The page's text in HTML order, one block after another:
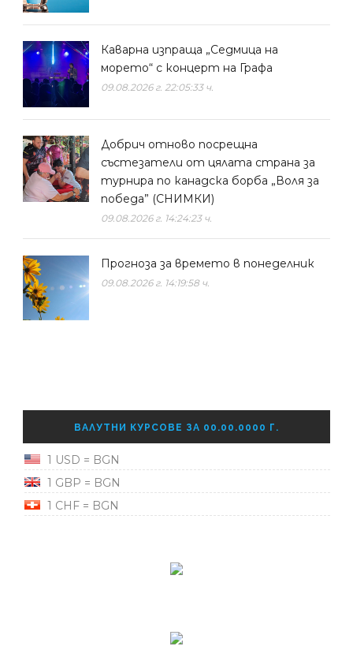
Каварна изпраща „Седмица на
морето“ с концерт на Графа
09.08.2026 г. 22:05:33 ч.
Добрич отново посрещна
състезатели от цялата страна за
турнира по канадска борба „Воля за
победа” (СНИМКИ)
09.08.2026 г. 14:24:23 ч.
Прогноза за времето в понеделник
09.08.2026 г. 14:19:58 ч.
ВАЛУТНИ КУРСОВЕ ЗА 00.00.0000 Г.
1 USD = BGN
1 GBP = BGN
1 CHF = BGN